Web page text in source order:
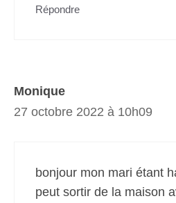
Répondre
Monique
27 octobre 2022 à 10h09
bonjour mon mari étant
peut sortir de la maison